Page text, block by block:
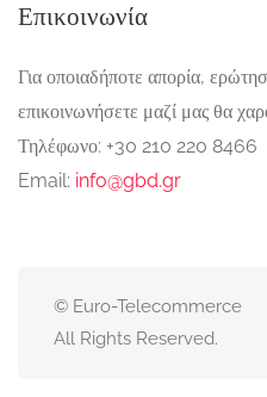
Επικοινωνία
Για οποιαδήποτε απορία,
επικοινωνήσετε μαζί μας θα
Τηλέφωνο: +30 210 220 8466
Email: info@gbd.gr
© Euro-Telecommerce
All Rights Reserved.